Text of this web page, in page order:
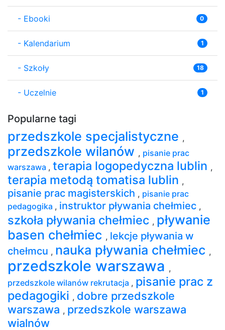
- Ebooki 0
- Kalendarium 1
- Szkoły 18
- Uczelnie 1
Popularne tagi
przedszkole specjalistyczne ,
przedszkole wilanów , pisanie prac
warszawa , terapia logopedyczna lublin ,
terapia metodą tomatisa lublin ,
pisanie prac magisterskich , pisanie prac
pedagogika , instruktor pływania chełmiec ,
szkoła pływania chełmiec , pływanie
basen chełmiec , lekcje pływania w
chełmcu , nauka pływania chełmiec ,
przedszkole warszawa ,
przedszkole wilanów rekrutacja , pisanie prac z
pedagogiki , dobre przedszkole
warszawa , przedszkole warszawa
wialnów